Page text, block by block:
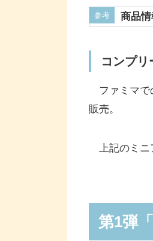
参考 商品情
コンプ
ファミマで
販売。
上記のミニ
第1弾